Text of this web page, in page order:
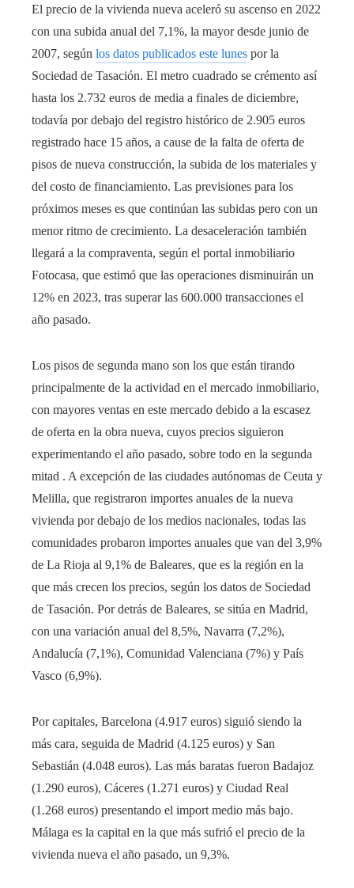
El precio de la vivienda nueva aceleró su ascenso en 2022
con una subida anual del 7,1%, la mayor desde junio de
2007, según los datos publicados este lunes por la
Sociedad de Tasación. El metro cuadrado se crémento así
hasta los 2.732 euros de media a finales de diciembre,
todavía por debajo del registro histórico de 2.905 euros
registrado hace 15 años, a cause de la falta de oferta de
pisos de nueva construcción, la subida de los materiales y
del costo de financiamiento. Las previsiones para los
próximos meses es que continúan las subidas pero con un
menor ritmo de crecimiento. La desaceleración también
llegará a la compraventa, según el portal inmobiliario
Fotocasa, que estimó que las operaciones disminuirán un
12% en 2023, tras superar las 600.000 transacciones el
año pasado.
Los pisos de segunda mano son los que están tirando
principalmente de la actividad en el mercado inmobiliario,
con mayores ventas en este mercado debido a la escasez
de oferta en la obra nueva, cuyos precios siguieron
experimentando el año pasado, sobre todo en la segunda
mitad . A excepción de las ciudades autónomas de Ceuta y
Melilla, que registraron importes anuales de la nueva
vivienda por debajo de los medios nacionales, todas las
comunidades probaron importes anuales que van del 3,9%
de La Rioja al 9,1% de Baleares, que es la región en la
que más crecen los precios, según los datos de Sociedad
de Tasación. Por detrás de Baleares, se sitúa en Madrid,
con una variación anual del 8,5%, Navarra (7,2%),
Andalucía (7,1%), Comunidad Valenciana (7%) y País
Vasco (6,9%).
Por capitales, Barcelona (4.917 euros) siguió siendo la
más cara, seguida de Madrid (4.125 euros) y San
Sebastián (4.048 euros). Las más baratas fueron Badajoz
(1.290 euros), Cáceres (1.271 euros) y Ciudad Real
(1.268 euros) presentando el import medio más bajo.
Málaga es la capital en la que más sufrió el precio de la
vivienda nueva el año pasado, un 9,3%.